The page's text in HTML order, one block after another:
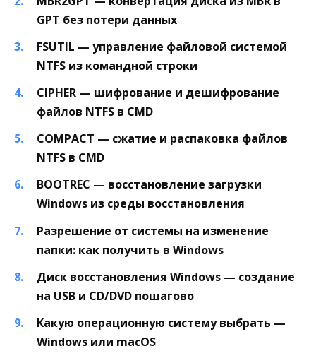
GPT без потери данных
FSUTIL — управление файловой системой
NTFS из командной строки
CIPHER — шифрование и дешифрование
файлов NTFS в CMD
COMPACT — сжатие и распаковка файлов
NTFS в CMD
BOOTREC — восстановление загрузки
Windows из среды восстановления
Разрешение от системы на изменение
папки: как получить в Windows
Диск восстановления Windows — создание
на USB и CD/DVD пошагово
Какую операционную систему выбрать —
Windows или macOS